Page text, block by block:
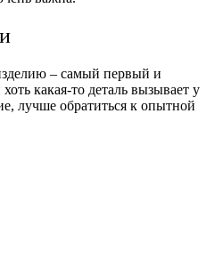
– самый первый и
какая-то деталь вызывает у
лучше обратиться к опытной